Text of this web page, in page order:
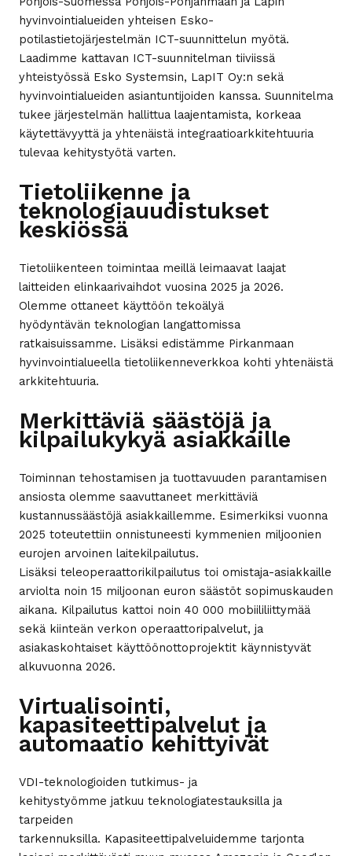
hyvinvointialueiden yhteisen Esko-
potilastietojärjestelmän ICT-suunnittelun myötä.
Laadimme kattavan ICT-suunnitelman tiiviissä
yhteistyössä Esko Systemsin, LapIT Oy:n sekä
hyvinvointialueiden asiantuntijoiden kanssa. Suunnitelma
tukee järjestelmän hallittua laajentamista, korkeaa
käytettävyyttä ja yhtenäistä integraatioarkkitehtuuria
tulevaa kehitystyötä varten.
Tietoliikenne ja
teknologiauudistukset
keskiössä
Tietoliikenteen toimintaa meillä leimaavat laajat
laitteiden elinkaarivaihdot vuosina 2025 ja 2026.
Olemme ottaneet käyttöön tekoälyä
hyödyntävän teknologian langattomissa
ratkaisuissamme. Lisäksi edistämme Pirkanmaan
hyvinvointialueella tietoliikenneverkkoa kohti yhtenäistä
arkkitehtuuria.
Merkittäviä säästöjä ja
kilpailukykyä asiakkaille
Toiminnan tehostamisen ja tuottavuuden parantamisen
ansiosta olemme saavuttaneet merkittäviä
kustannussäästöjä asiakkaillemme. Esimerkiksi vuonna
2025 toteutettiin onnistuneesti kymmenien miljoonien
eurojen arvoinen laitekilpailutus.
Lisäksi teleoperaattorikilpailutus toi omistaja-asiakkaille
arviolta noin 15 miljoonan euron säästöt sopimuskauden
aikana. Kilpailutus kattoi noin 40 000 mobiililiittymää
sekä kiinteän verkon operaattoripalvelut, ja
asiakaskohtaiset käyttöönottoprojektit käynnistyvät
alkuvuonna 2026.
Virtualisointi,
kapasiteettipalvelut ja
automaatio kehittyivät
VDI-teknologioiden tutkimus- ja
kehitystyömme jatkuu teknologiatestauksilla ja
tarpeiden
tarkennuksilla. Kapasiteettipalveluidemme tarjonta